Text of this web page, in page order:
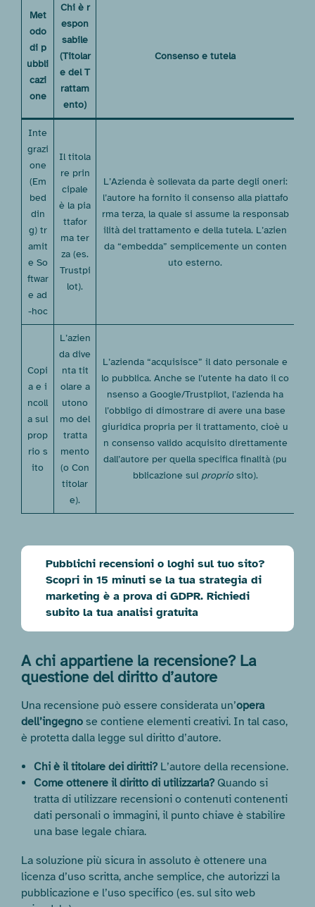
Met
odo
di p
ubbli
cazi
one
Chi è r
espon
sabile
(Titolar
e del T
rattam
ento)
Consenso e tutela
Inte
grazi
one
(Em
bed
din
g) tr
amit
e So
ftwar
e ad
-hoc
Il titola
re prin
cipale
è la pia
ttafor
ma ter
za (es.
Trustpi
lot).
L’Azienda è sollevata da parte degli oneri:
l’autore ha fornito il consenso alla piattafo
rma terza, la quale si assume la responsab
ilità del trattamento e della tutela. L’azien
da “embedda” semplicemente un conten
uto esterno.
Copi
a e i
ncoll
a sul
prop
rio s
ito
L’azien
da dive
nta tit
olare a
utono
mo del
tratta
mento
(o Con
titolar
e).
L’azienda “acquisisce” il dato personale e
lo pubblica. Anche se l’utente ha dato il co
nsenso a Google/Trustpilot, l’azienda ha
l’obbligo di dimostrare di avere una base
giuridica propria per il trattamento, cioè u
n consenso valido acquisito direttamente
dall’autore per quella specifica finalità (pu
bblicazione sul propriosito).
Pubblichi recensioni o loghi sul tuo sito?
Scopri in 15 minuti se la tua strategia di
marketing è a prova di GDPR. Richiedi
subito la tua analisi gratuita
A chi appartiene la recensione? La
questione del diritto d’autore
Una recensione può essere considerata un’opera
dell’ingegno se contiene elementi creativi. In tal caso,
è protetta dalla legge sul diritto d’autore.
Chi è il titolare dei diritti?L’autore della recensione.
Come ottenere il diritto di utilizzarla? Quando si
tratta di utilizzare recensioni o contenuti contenenti
dati personali o immagini, il punto chiave è stabilire
una base legale chiara.
La soluzione più sicura in assoluto è ottenere una
licenza d’uso scritta, anche semplice, che autorizzi la
pubblicazione e l’uso specifico (es. sul sito web